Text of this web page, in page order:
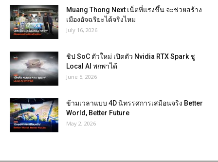
Muang Thong Next เน็ตที่แรงขึ้น จะช่วยสร้าง
เมืองอัจฉริยะได้จริงไหม
July 16, 2026
ชิป SoC ตัวใหม่ เปิดตัว Nvidia RTX Spark ชู
Local AI พกพาได้
June 5, 2026
ข้ามเวลาแบบ 4D นิทรรศการเสมือนจริง Better
World, Better Future
May 2, 2026